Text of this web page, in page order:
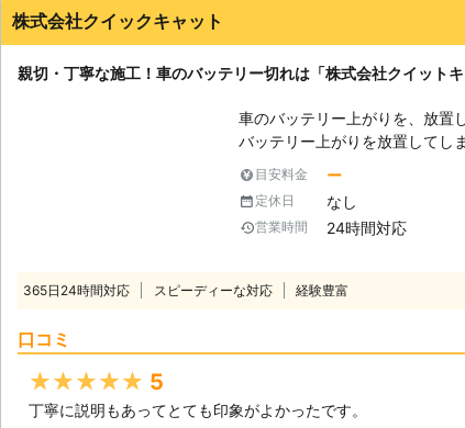
株式会社クイックキャット
親切・丁寧な施工！車のバッテリー切れは「株式会社クイット
車のバッテリー上がりを、放置
バッテリー上がりを放置してし
りを引き起こす恐れがあります
でも解消する必要があるのです。 もしも車のバッテリー切れが起きたとき
は、「株式会社クイックキャット」にお
ーが上がるのは充電がなくなっ
ッテリー内の電気を利用して動
てしまうと、車は動かなくなります。 またエンジンだけではな
動かなくなってしまいます。 ●24時間365日で対応可能！突然の事態にも
いときです。実際に運転をしよ
目安料金 ー
定休日 なし
営業時間 24時間対応
365日24時間対応 スピーディーな対応 経験豊富
口コミ
★★★★★ 5
丁寧に説明もあってとても印象がよかったです。